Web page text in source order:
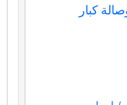
كبار